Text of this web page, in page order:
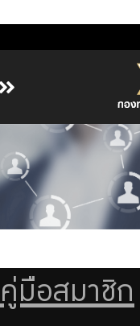
หน้าหลัก
เกี่ยวกับ กบข.
บริการสมาชิก
ลงทุน
การบริหารความเสี่ยง
รายงานผลการดำเนินง
คู่มือสมาชิก